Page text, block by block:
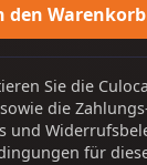
den Warenkorb
Sie die
sowie die
und
für